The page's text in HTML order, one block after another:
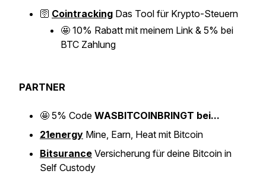
🛜 Cointracking Das Tool für Krypto-Steuern
🤩 10% Rabatt mit meinem Link & 5% bei
BTC Zahlung
PARTNER
🤩 5% Code WASBITCOINBRINGT bei...
21energy Mine, Earn, Heat mit Bitcoin
Bitsurance Versicherung für deine Bitcoin in
Self Custody